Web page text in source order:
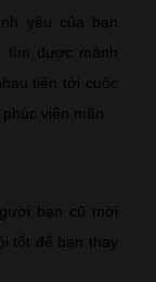
yêu của bạn
tìm được mảnh
tiến tới cuộc
viên mãn.
bạn cũ mời
tốt để bạn thay